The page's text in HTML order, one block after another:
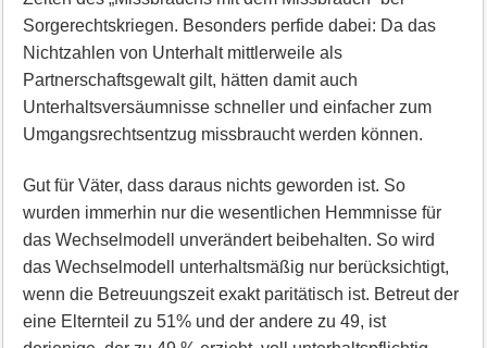
Sorgerechtskriegen. Besonders perfide dabei: Da das
Nichtzahlen von Unterhalt mittlerweile als
Partnerschaftsgewalt gilt, hätten damit auch
Unterhaltsversäumnisse schneller und einfacher zum
Umgangsrechtsentzug missbraucht werden können.
Gut für Väter, dass daraus nichts geworden ist. So
wurden immerhin nur die wesentlichen Hemmnisse für
das Wechselmodell unverändert beibehalten. So wird
das Wechselmodell unterhaltsmäßig nur berücksichtigt,
wenn die Betreuungszeit exakt paritätisch ist. Betreut der
eine Elternteil zu 51% und der andere zu 49, ist